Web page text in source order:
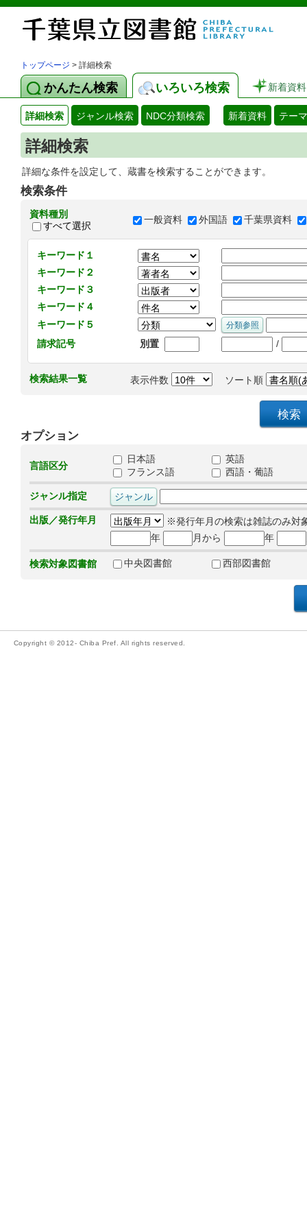
トップページ > 詳細検索
かんたん検索 いろいろ検索 新着資料
詳細検索 ジャンル検索 NDC分類検索 新着資料 テー
詳細検索
詳細な条件を設定して、蔵書を検索することができます。
検索条件
資料種別
すべて選択
一般資料 外国語 千葉県資料
キーワード１
キーワード２
キーワード３
キーワード４
キーワード５
請求記号
別置 /
検索結果一覧 表示件数 ソート順
オプション
言語区分
日本語
英語
フランス語
西語・葡語
ジャンル指定
出版／発行年月
※発行年月の検索は雑誌のみ対
年
月から 年
検索対象図書館 中央図書館 西部図書館
Copyright © 2012- Chiba Pref. All rights reserved.